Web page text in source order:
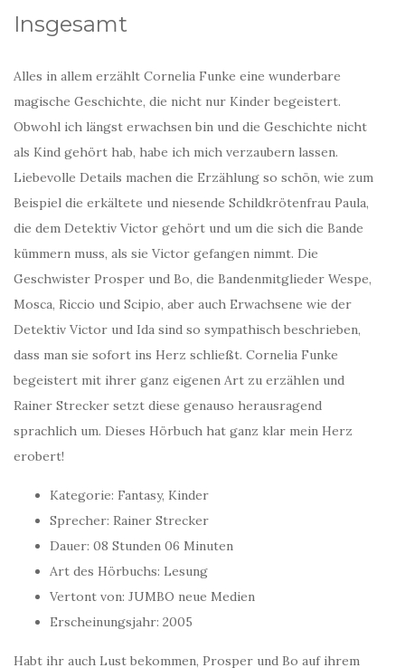
Insgesamt
Alles in allem erzählt Cornelia Funke eine wunderbare
magische Geschichte, die nicht nur Kinder begeistert.
Obwohl ich längst erwachsen bin und die Geschichte nicht
als Kind gehört hab, habe ich mich verzaubern lassen.
Liebevolle Details machen die Erzählung so schön, wie zum
Beispiel die erkältete und niesende Schildkrötenfrau Paula,
die dem Detektiv Victor gehört und um die sich die Bande
kümmern muss, als sie Victor gefangen nimmt. Die
Geschwister Prosper und Bo, die Bandenmitglieder Wespe,
Mosca, Riccio und Scipio, aber auch Erwachsene wie der
Detektiv Victor und Ida sind so sympathisch beschrieben,
dass man sie sofort ins Herz schließt. Cornelia Funke
begeistert mit ihrer ganz eigenen Art zu erzählen und
Rainer Strecker setzt diese genauso herausragend
sprachlich um. Dieses Hörbuch hat ganz klar mein Herz
erobert!
Kategorie: Fantasy, Kinder
Sprecher: Rainer Strecker
Dauer: 08 Stunden 06 Minuten
Art des Hörbuchs: Lesung
Vertont von: JUMBO neue Medien
Erscheinungsjahr: 2005
Habt ihr auch Lust bekommen, Prosper und Bo auf ihrem